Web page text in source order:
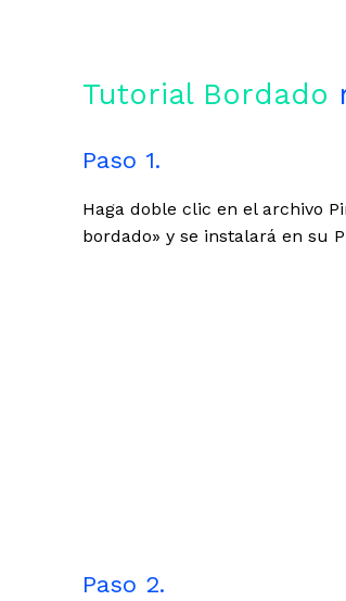
Tutorial Bordado
Paso 1.
Haga doble clic en el archivo
bordado» y se instalará en su
Paso 2.